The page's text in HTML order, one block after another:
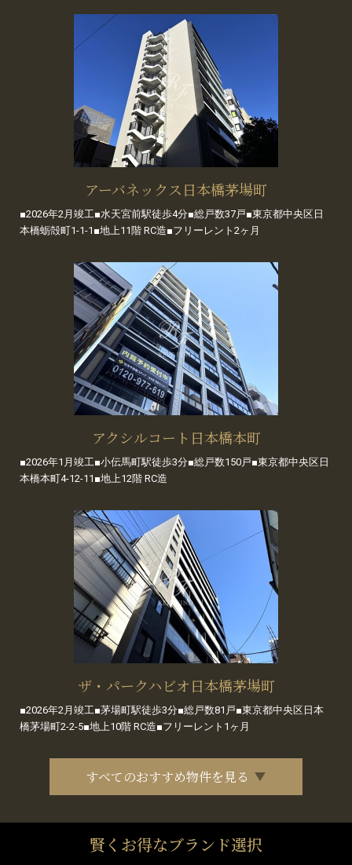
アーバネックス日本橋茅場町
■2026年2月竣工■水天宮前駅徒歩4分■総戸数37戸■東京都中央区日
本橋蛎殻町1-1-1■地上11階 RC造■フリーレント2ヶ月
アクシルコート日本橋本町
■2026年1月竣工■小伝馬町駅徒歩3分■総戸数150戸■東京都中央区日
本橋本町4-12-11■地上12階 RC造
ザ・パークハビオ日本橋茅場町
■2026年2月竣工■茅場町駅徒歩3分■総戸数81戸■東京都中央区日本
橋茅場町2-2-5■地上10階 RC造■フリーレント1ヶ月
すべてのおすすめ物件を見る
賢くお得なブランド選択